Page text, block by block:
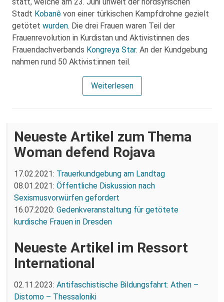
Stadt Kobanê von einer türkischen Kampfdrohne gezielt
getötet wurden. Die drei Frauen waren Teil der
Frauenrevolution in Kurdistan und Aktivistinnen des
Frauendachverbands Kongreya Star. An der Kundgebung
nahmen rund 50 Aktivist:innen teil.
Weiterlesen
Neueste Artikel zum Thema
Woman defend Rojava
17.02.2021: Trauerkundgebung am Landtag
08.01.2021: Öffentliche Diskussion nach
Sexismusvorwürfen gefordert
16.07.2020: Gedenkveranstaltung für getötete
kurdische Frauen in Dresden
Neueste Artikel im Ressort
International
02.11.2023: Antifaschistische Bildungsfahrt: Athen –
Distomo – Thessaloniki